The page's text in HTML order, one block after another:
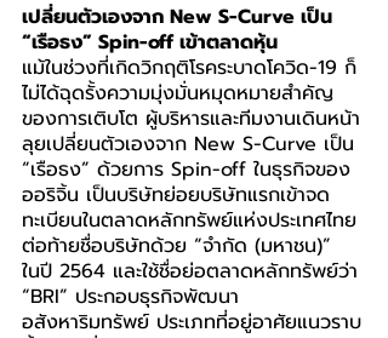
เปลี่ยนตัวเองจาก New S-Curve เป็น
“เรือธง” Spin-off เข้าตลาดหุ้น
แม้ในช่วงที่เกิดวิกฤติโรคระบาดโควิด-19 ก็
ไม่ได้ฉุดรั้งความมุ่งมั่นหมุดหมายสำคัญ
ของการเติบโต ผู้บริหารและทีมงานเดินหน้า
ลุยเปลี่ยนตัวเองจาก New S-Curve เป็น
“เรือธง” ด้วยการ Spin-off ในธุรกิจของ
ออริจิ้น เป็นบริษัทย่อยบริษัทแรกเข้าจด
ทะเบียนในตลาดหลักทรัพย์แห่งประเทศไทย
ต่อท้ายชื่อบริษัทด้วย “จำกัด (มหาชน)”
ในปี 2564 และใช้ชื่อย่อตลาดหลักทรัพย์ว่า
“BRI” ประกอบธุรกิจพัฒนา
อสังหาริมทรัพย์ ประเภทที่อยู่อาศัยแนวราบ